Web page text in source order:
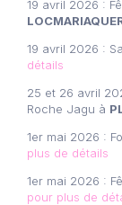
19 avril 2026 :
19 avril 2026 :
détails
25 et 26 avril
Roche Jagu à
1er mai 2026 :
plus de détails
1er mai 2026 :
pour plus de